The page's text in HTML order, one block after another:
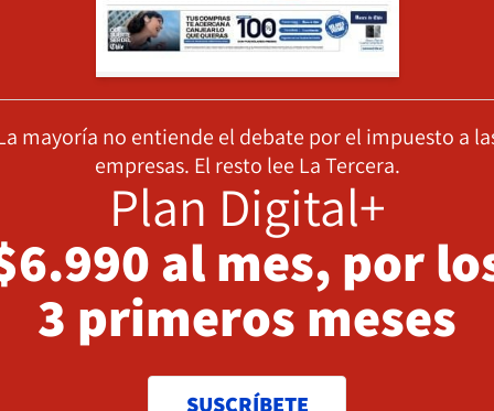
mayoría no entiende el debate por el impuesto a
empresas. El resto lee La Tercera.
Plan Digital+
al mes, por
3 primeros meses
SUSCRÍBETE